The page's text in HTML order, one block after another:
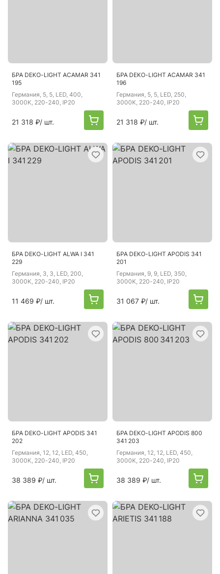
БРА DEKO-LIGHT ACAMAR 341
195
Германия, 5, 5, LED, 400,
3000K, 220-240, IP20
21 318 ₽/ шт.
БРА DEKO-LIGHT ACAMAR 341
196
Германия, 5, 5, LED, 250,
3000K, 220-240, IP20
21 318 ₽/ шт.
БРА DEKO-LIGHT ALWA I 341
229
Германия, 3, 3, LED, 200,
3000K, 220-240, IP20
11 469 ₽/ шт.
БРА DEKO-LIGHT APODIS 341
201
Германия, 9, 9, LED, 350,
3000K, 220-240, IP20
31 067 ₽/ шт.
БРА DEKO-LIGHT APODIS 341
202
Германия, 12, 12, LED, 450,
3000K, 220-240, IP20
38 389 ₽/ шт.
БРА DEKO-LIGHT APODIS 800
341 203
Германия, 12, 12, LED, 450,
3000K, 220-240, IP20
38 389 ₽/ шт.